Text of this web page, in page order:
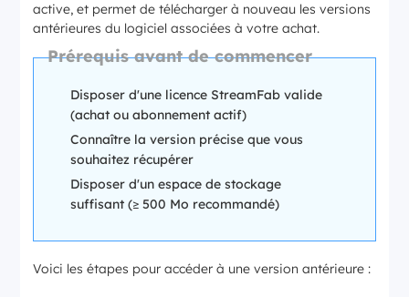
active, et permet de télécharger à nouveau les versions
antérieures du logiciel associées à votre achat.
Prérequis avant de commencer
Disposer d'une licence StreamFab valide
(achat ou abonnement actif)
Connaître la version précise que vous
souhaitez récupérer
Disposer d'un espace de stockage
suffisant (≥ 500 Mo recommandé)
Voici les étapes pour accéder à une version antérieure :